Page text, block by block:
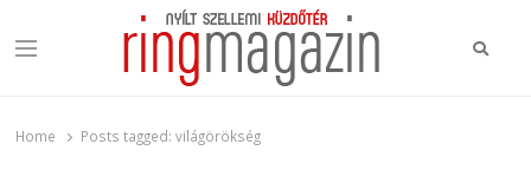
Menu
Home Posts tagged:világörökség